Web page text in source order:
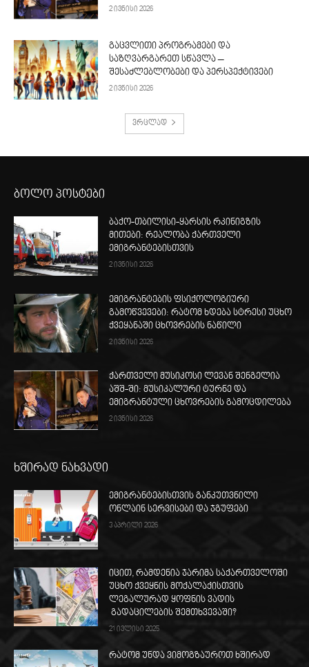
2 ივნისი 2026
გაცვლითი პროგრამები და
საზღვარგარეთ სწავლა –
შესაძლებლობები და პერსპექტივები
2 ივნისი 2026
ვრცლად
ბოლო პოსტები
ბაქო-თბილისი-ყარსის რკინიგზის
მითები: რეალობა ქართველი
ემიგრანტებისთვის
2 ივნისი 2026
ემიგრანტების ფსიქოლოგიური
გამოწვევები: რატომ ხდება სტრესი უცხო
ქვეყანაში ცხოვრების ნაწილი
2 ივნისი 2026
ქართველი მუსიკოსი ლევან შენგელია
აშშ-ში: მუსიკალური ტურნე და
ემიგრანტული ცხოვრების გამოცდილება
2 ივნისი 2026
ხშირად ნახვადი
ემიგრანტებისთვის განკუთვნილი
ონლაინ სერვისები და ჯგუფები
3 აპრილი 2026
იცით, რამდენია ჯარიმა საქართველოში
უცხო ქვეყნის მოქალაქისთვის
ლეგალურად ყოფნის ვადის
გადაცილების შემთხვევაში?
21 ივლისი 2025
რატომ უნდა ვიმოგზაუროთ ხშირად